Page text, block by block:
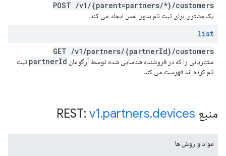
POST /v1 /{parent=partners/*}/customers
یک مشتری برای ثبت نام بدون لمس ایجاد می کند.
list
GET /v1 /partners/{partnerId}/customers
مشتریانی را که در فروشنده شناسایی شده توسط آرگومان partnerId
ثبت
نام کرده اند فهرست می کند.
منبع REST: v1.partners.devices
مواد و روش ها